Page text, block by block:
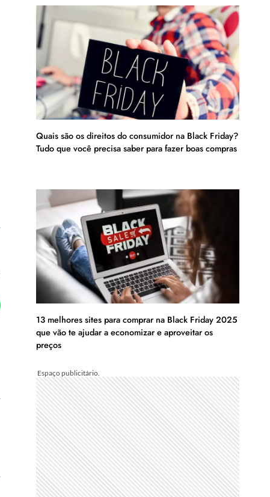
Quais são os direitos do consumidor na Black Friday?
Tudo que você precisa saber para fazer boas compras
13 melhores sites para comprar na Black Friday 2025
que vão te ajudar a economizar e aproveitar os
preços